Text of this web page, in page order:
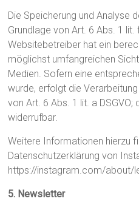
Die Speicherung und Analyse
Grundlage von Art. 6 Abs. 1 lit.
Websitebetreiber hat ein
möglichst umfangreichen
Medien. Sofern eine
wurde, erfolgt die
von Art. 6 Abs. 1 lit. a DSGVO;
widerrufbar.
Weitere Informationen hierzu
Datenschutzerklärung von
https://instagram.com/about/
5. Newsletter